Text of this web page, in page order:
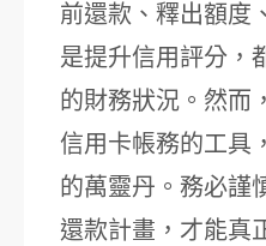
前還款、釋出額度
是提升信用評分，
的財務狀況。然而
信用卡帳務的工具
的萬靈丹。務必謹
還款計畫，才能真